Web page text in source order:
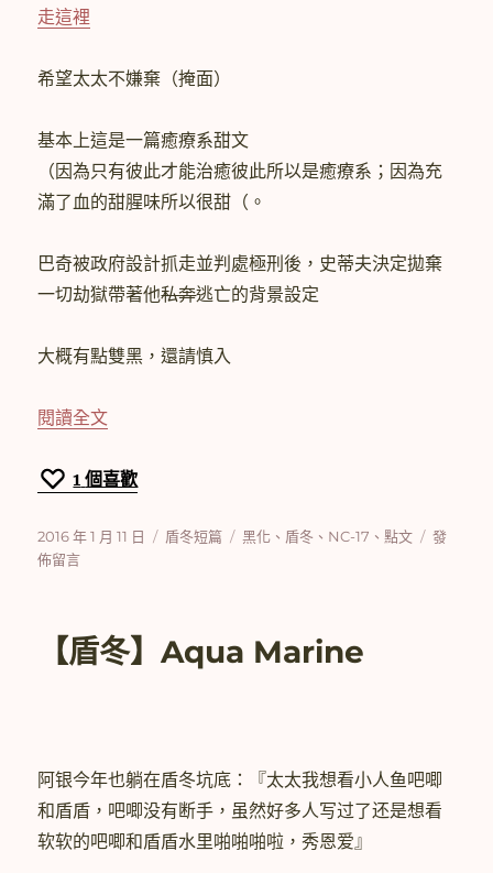
走這裡
希望太太不嫌棄（掩面）
基本上這是一篇癒療系甜文
（因為只有彼此才能治癒彼此所以是癒療系；因為充
滿了血的甜腥味所以很甜（。
巴奇被政府設計抓走並判處極刑後，史蒂夫決定拋棄
一切劫獄帶著他私奔逃亡的背景設定
大概有點雙黑，還請慎入
閱讀全文〈【盾冬】My Bloody Honey〉
1 個喜歡
發
佈
2016 年 1 月 11 日
分
盾冬短篇
標
黑化 、 盾冬 、 NC-17 、點文
在
發
佈留言
【盾冬】Aqua Marine
阿银今年也躺在盾冬坑底：『太太我想看小人鱼吧唧
和盾盾，吧唧没有断手，虽然好多人写过了还是想看
软软的吧唧和盾盾水里啪啪啪啦，秀恩爱』